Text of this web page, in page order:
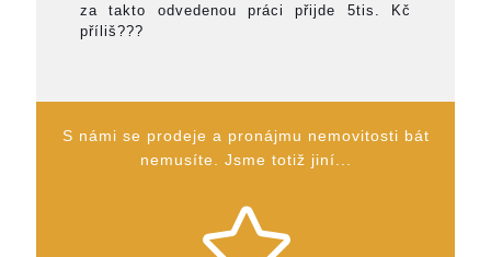
za takto odvedenou práci přijde 5tis. Kč
příliš???
S námi se prodeje a pronájmu nemovitosti bát
nemusíte. Jsme totiž jiní...